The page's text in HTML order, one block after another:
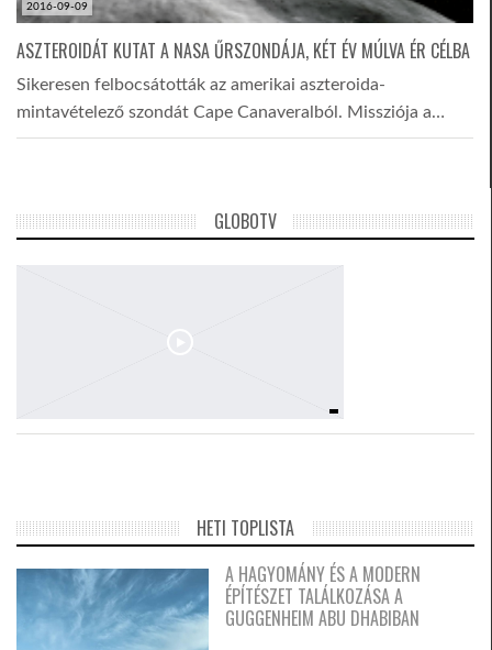
2016-09-09
ASZTEROIDÁT KUTAT A NASA ŰRSZONDÁJA, KÉT ÉV MÚLVA ÉR CÉLBA
Sikeresen felbocsátották az amerikai aszteroida-
mintavételező szondát Cape Canaveralból. Missziója a…
GLOBOTV
HETI TOPLISTA
A HAGYOMÁNY ÉS A MODERN
ÉPÍTÉSZET TALÁLKOZÁSA A
GUGGENHEIM ABU DHABIBAN